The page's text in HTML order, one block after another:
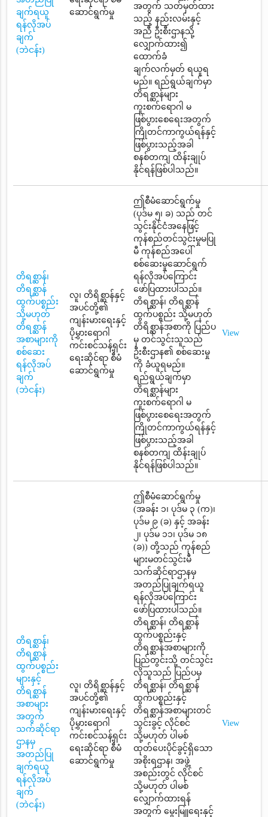
ချက်ရယူ
ရန်လိုအပ်
ချက်
(ဘဲငန်း)
ဆောင်ရွက်မှု
အတွက် သတ်မှတ်ထား
သည့် နည်းလမ်းနှင့်
အညီ ဦးစီးဌာနသို့
လျှောက်ထား၍
ထောက်ခံ
ချက်လက်မှတ် ရယူရ
မည်။ ရည်ရွယ်ချက်မှာ
တိရစ္ဆာန်များ
ကူးစက်ရောဂါ မ
ဖြစ်ပွားစေရေးအတွက်
ကြိုတင်ကာကွယ်ရန်နှင့်
ဖြစ်ပွားသည့်အခါ
စနစ်တကျ ထိန်းချုပ်
နိုင်ရန်ဖြစ်ပါသည်။
တိရစ္ဆာန်၊
တိရစ္ဆာန်
ထွက်ပစ္စည်း
သို့မဟုတ်
တိရစ္ဆာန်
အစာများကို
စစ်ဆေး
ရန်လိုအပ်
ချက်
(ဘဲငန်း)
လူ၊ တိရိစ္ဆာန်နှင့်
အပင်တို့၏
ကျန်းမားရေးနှင့်
ပိုမွှားရောဂါ
ကင်းစင်သန့်ရှင်း
ရေးဆိုင်ရာ စီမံ
ဆောင်ရွက်မှု
ဤစီမံဆောင်ရွက်မှု
(ပုဒ်မ ၅၊ ခ) သည် တင်
သွင်းနိုင်ငံအနေဖြင့်
ကုန်စည်တင်သွင်းမှုမပြု
မီ ကုန်စည်အပေါ်
စစ်ဆေးမှုဆောင်ရွက်
ရန်လိုအပ်ကြောင်း
ဖော်ပြထားပါသည်။
တိရစ္ဆာန်၊ တိရစ္ဆာန်
ထွက်ပစ္စည်း သို့မဟုတ်
တိရိစ္ဆာန်အစာကို ပြည်ပ
မှ တင်သွင်းသူသည်
ဦးစီးဌာန၏ စစ်ဆေးမှု
ကို ခံယူရမည်။
ရည်ရွယ်ချက်မှာ
တိရစ္ဆာန်များ
ကူးစက်ရောဂါ မ
ဖြစ်ပွားစေရေးအတွက်
ကြိုတင်ကာကွယ်ရန်နှင့်
ဖြစ်ပွားသည့်အခါ
စနစ်တကျ ထိန်းချုပ်
နိုင်ရန်ဖြစ်ပါသည်။
View
တိရစ္ဆာန်၊
တိရစ္ဆာန်
ထွက်ပစ္စည်း
များနှင့်
တိရစ္ဆာန်
အစာများ
အတွက်
သက်ဆိုင်ရာ
ဌာနမှ
အတည်ပြု
ချက်ရယူ
ရန်လိုအပ်
ချက်
(ဘဲငန်း)
လူ၊ တိရိစ္ဆာန်နှင့်
အပင်တို့၏
ကျန်းမားရေးနှင့်
ပိုမွှားရောဂါ
ကင်းစင်သန့်ရှင်း
ရေးဆိုင်ရာ စီမံ
ဆောင်ရွက်မှု
ဤစီမံဆောင်ရွက်မှု
(အခန်း ၁၊ ပုဒ်မ ၃ (က)၊
ပုဒ်မ ၉ (ခ) နှင့် အခန်း
၂၊ ပုဒ်မ ၁၁၊ ပုဒ်မ ၁၈
(ခ)) တို့သည် ကုန်စည်
များမတင်သွင်းမီ
သက်ဆိုင်ရာဌာနမှ
အတည်ပြုချက်ရယူ
ရန်လိုအပ်ကြောင်း
ဖော်ပြထားပါသည်။
တိရစ္ဆာန်၊ တိရစ္ဆာန်
ထွက်ပစ္စည်းနှင့်
တိရစ္ဆာန်အစာများကို
ပြည်တွင်းသို့ တင်သွင်း
လိုသူသည် ပြည်ပမှ
တိရစ္ဆာန်၊ တိရစ္ဆာန်
ထွက်ပစ္စည်းနှင့်
တိရစ္ဆာန်အစာများတင်
သွင်းခွင့် လိုင်စင်
သို့မဟုတ် ပါမစ်
ထုတ်ပေးပိုင်ခွင့်ရှိသော
အစိုးရဌာန၊ အဖွဲ့
အစည်းတွင် လိုင်စင်
သို့မဟုတ် ပါမစ်
လျှောက်ထားရန်
အတွက် မွေးမြူရေးနှင့်
View